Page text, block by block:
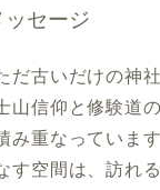
セージ
だ古いだけの神
山信仰と修験道
み重なっていま
す空間は、訪れ